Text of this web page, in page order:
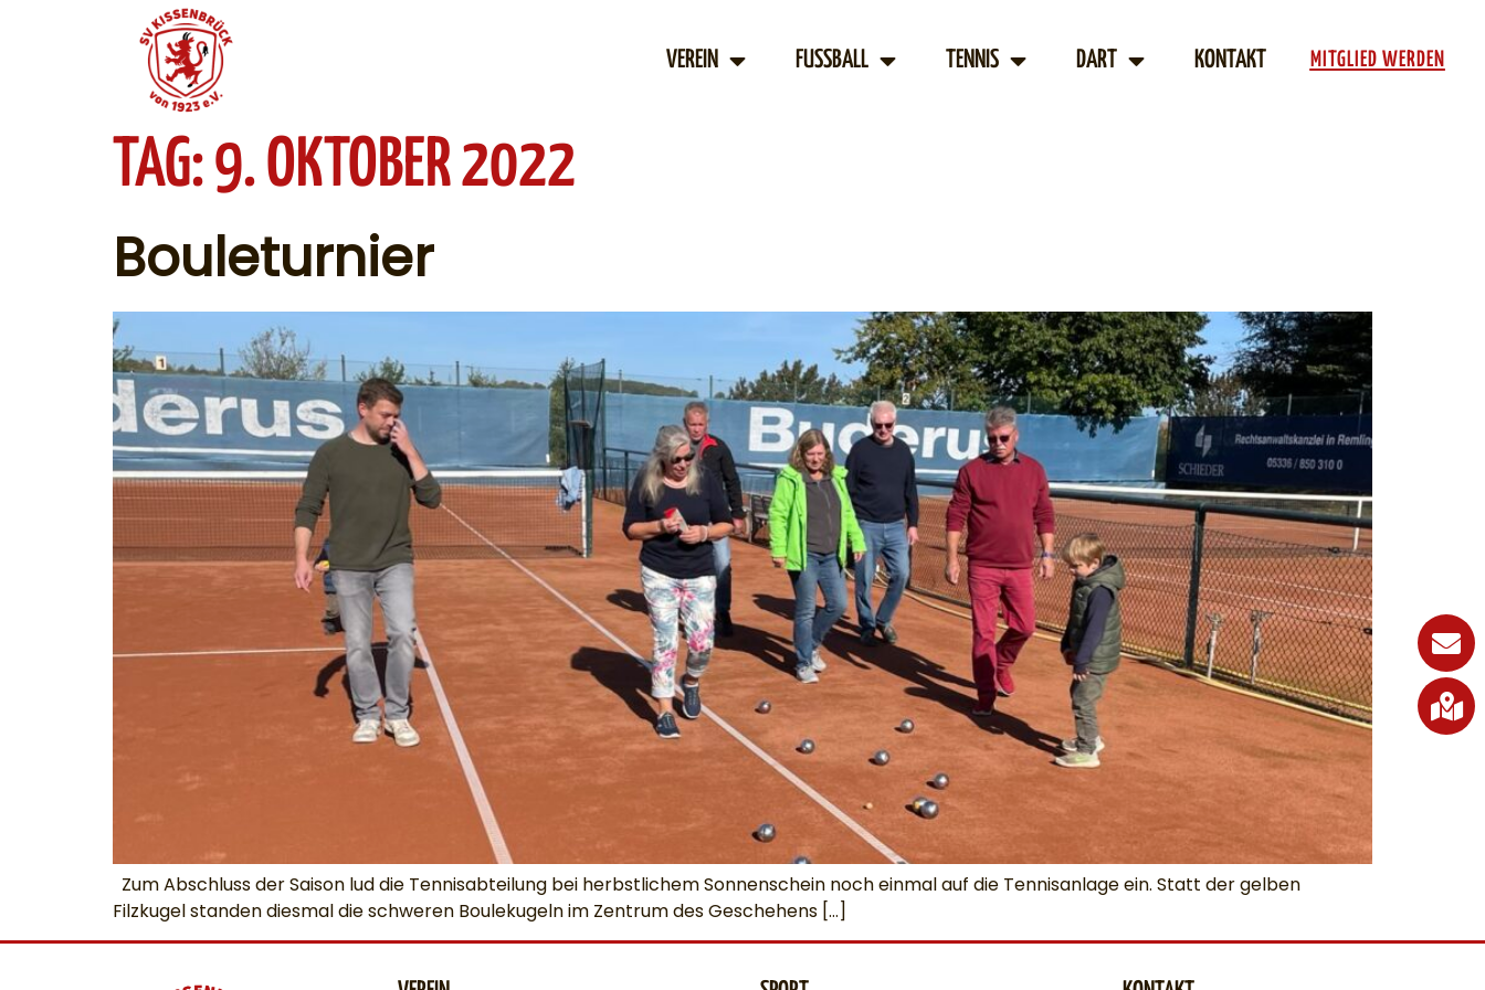
VEREIN FUSSBALL TENNIS DART KONTAKT MITGLIED WERDEN
TAG:9. OKTOBER 2022
Bouleturnier
Zum Abschluss der Saison lud die Tennisabteilung bei herbstlichem Sonnenschein noch einmal auf die Tennisanlage ein. Statt der gelben
Filzkugel standen diesmal die schweren Boulekugeln im Zentrum des Geschehens […]